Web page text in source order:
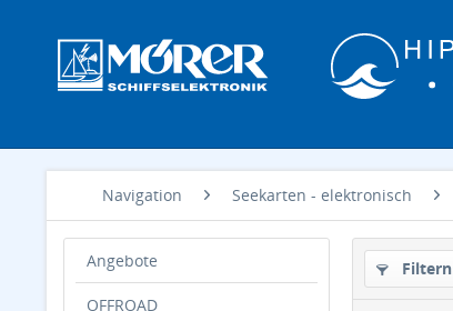
Navigation Seekarten - elektronisch
Angebote
OFFROAD
Filtern